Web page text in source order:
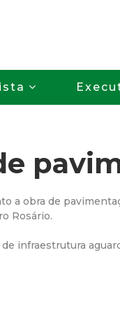
a obra de
Rosário.
infraestrutura